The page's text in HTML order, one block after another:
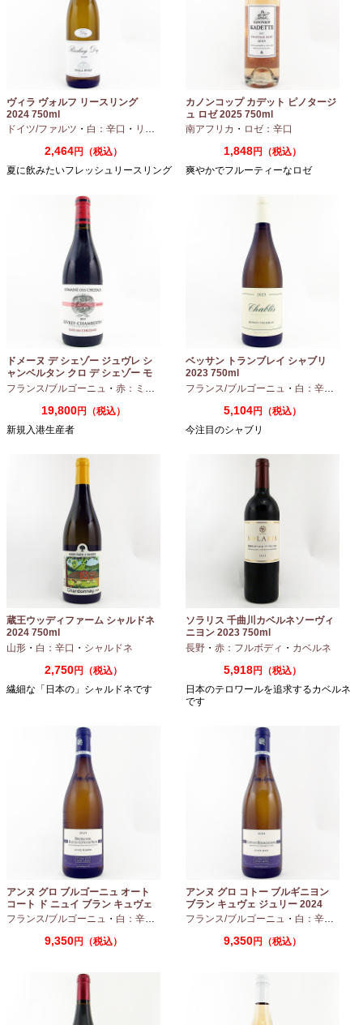
ヴィラ ヴォルフ リースリング
2024 750ml
ドイツ/ファルツ ・ 白：辛口 ・ リースリング
2,464円（税込）
夏に飲みたいフレッシュリースリング
カノンコップ カデット ピノタージ
ュ ロゼ 2025 750ml
南アフリカ ・ ロゼ：辛口
1,848円（税込）
爽やかでフルーティーなロゼ
ドメーヌ デ シェゾー ジュヴレ シ
ャンベルタン クロ デ シェゾー モ
ノポール 2023 750ml
フランス/ブルゴーニュ ・ 赤：ミディアムボディ ・ピノノワール
19,800円（税込）
新規入港生産者
ベッサン トランブレイ シャブリ
2023 750ml
フランス/ブルゴーニュ ・ 白：辛口
5,104円（税込）
今注目のシャブリ
蔵王ウッディファーム シャルドネ
2024 750ml
山形 ・ 白：辛口 ・ シャルドネ
2,750円（税込）
繊細な「日本の」シャルドネです
ソラリス 千曲川カベルネソーヴィ
ニヨン 2023 750ml
長野 ・ 赤：フルボディ ・ カベルネ
5,918円（税込）
日本のテロワールを追求するカベルネ
です
アンヌ グロ ブルゴーニュ オート
コート ド ニュイ ブラン キュヴェ
マリーヌ 2024 750ml
フランス/ブルゴーニュ ・ 白：辛口 シャルドネ
9,350円（税込）
アンヌ グロ コトー ブルギニヨン
ブラン キュヴェ ジュリー 2024
フランス/ブルゴーニュ ・ 白：辛口
9,350円（税込）